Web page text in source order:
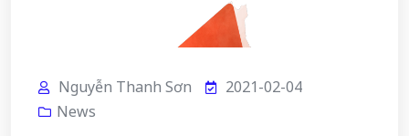
Nguyễn Thanh Sơn
2021-02-04
News